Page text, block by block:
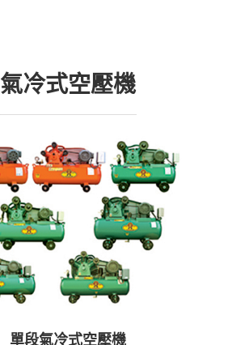
氣冷式空壓機
單段氣冷式空壓機